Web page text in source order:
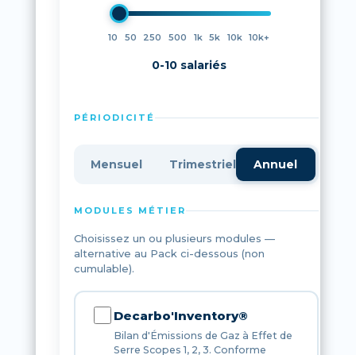
10 50 250 500 1k 5k 10k 10k+
0-10 salariés
PÉRIODICITÉ
Mensuel Trimestriel Annuel
MODULES MÉTIER
Choisissez un ou plusieurs modules —
alternative au Pack ci-dessous (non
cumulable).
Decarbo'Inventory®
Bilan d'Émissions de Gaz à Effet de
Serre Scopes 1, 2, 3. Conforme